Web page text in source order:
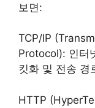
보면:
TCP/IP
Protocol): 인터
킷화 및 전송 경
HTTP